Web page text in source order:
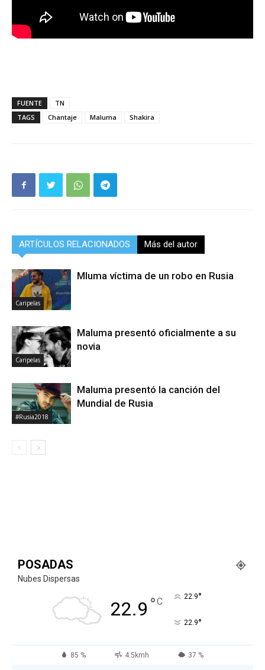
FUENTE
TN
TAGS
Chantaje Maluma Shakira
ARTÍCULOS RELACIONADOS Más del autor
Caripelas
Mluma víctima de un robo en Rusia
Caripelas
Maluma presentó oficialmente a su
novia
#Rusia2018
Maluma presentó la canción del
Mundial de Rusia
POSADAS
Nubes Dispersas
22.9 °C 22.9°
22.9°
85 % 4.5kmh 37 %